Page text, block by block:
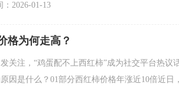
：2026-01-13
格为何走高？
关注，“鸡蛋配不上西红柿”成为社交平台热议
因是什么？01部分西红柿价格年涨近10倍近日